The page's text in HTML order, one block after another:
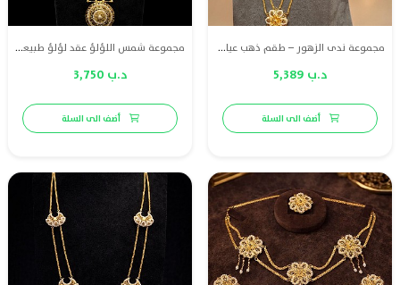
مجموعة ندى الزهور – طقم ذهب عيار 21 مع لؤلؤ طبيعي بحريني بتصميم أنيق يجسد الفخامة والأنوثة.
د.ب 5,389
أضف الى السلة
مجموعة شمس اللؤلؤ عقد لؤلؤ طبيعي بحريني مع ذهب عيار 21 – صياغة بحرينية فاخرة
د.ب 3,750
أضف الى السلة